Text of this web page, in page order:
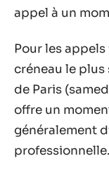
appel à un
Pour les
créneau le plus
de Paris
offre un
généralement
professionnelle.